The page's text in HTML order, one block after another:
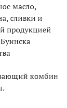
масло,
сливки и
продукцией
комбинат